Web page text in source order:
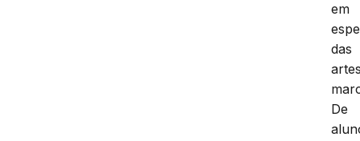
em
das
De